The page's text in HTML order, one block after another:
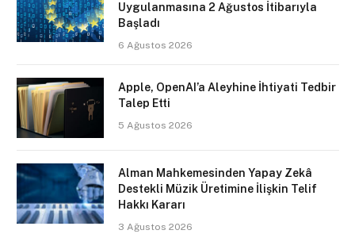
Uygulanmasına 2 Ağustos İtibarıyla
Başladı
6 Ağustos 2026
Apple, OpenAI’a Aleyhine İhtiyati Tedbir
Talep Etti
5 Ağustos 2026
Alman Mahkemesinden Yapay Zekâ
Destekli Müzik Üretimine İlişkin Telif
Hakkı Kararı
3 Ağustos 2026